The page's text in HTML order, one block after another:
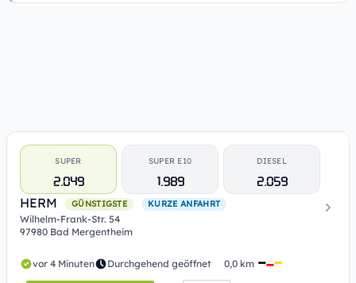
SUPER
2.049
SUPER E10
1.989
DIESEL
2.059
HERM
GÜNSTIGSTE KURZE ANFAHRT
Wilhelm-Frank-Str. 54
97980 Bad Mergentheim
vor 4 Minuten Durchgehend geöffnet 0,0 km